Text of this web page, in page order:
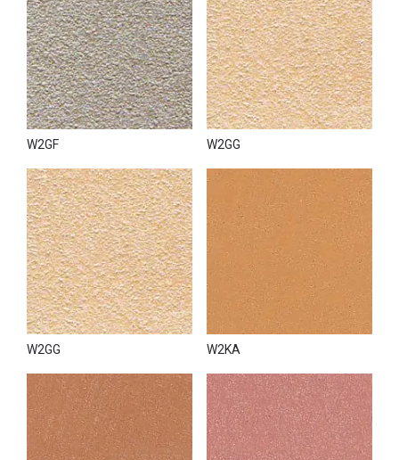
W2GF W2GG
W2GG W2KA